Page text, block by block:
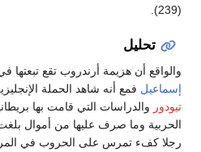
(239).
تحليل
والواقع أن هزيمة أرندروب تقع تبعتها
إسماعيل فمع أنه شاهد الحملة
تيودور والدراسات التي قامت بها
الحربية وما صرف عليها من أموال بلغت
رجلا كفء تمرس على الحروب في